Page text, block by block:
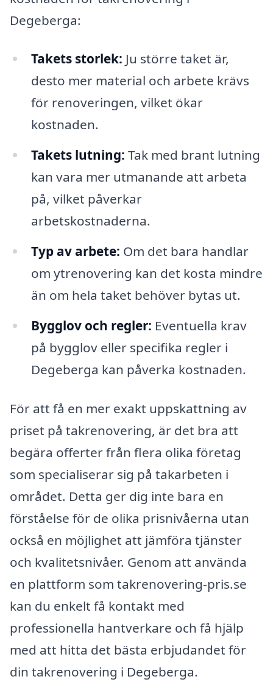
Degeberga:
Takets storlek: Ju större taket är,
desto mer material och arbete krävs
för renoveringen, vilket ökar
kostnaden.
Takets lutning: Tak med brant lutning
kan vara mer utmanande att arbeta
på, vilket påverkar
arbetskostnaderna.
Typ av arbete: Om det bara handlar
om ytrenovering kan det kosta mindre
än om hela taket behöver bytas ut.
Bygglov och regler: Eventuella krav
på bygglov eller specifika regler i
Degeberga kan påverka kostnaden.
För att få en mer exakt uppskattning av
priset på takrenovering, är det bra att
begära offerter från flera olika företag
som specialiserar sig på takarbeten i
området. Detta ger dig inte bara en
förståelse för de olika prisnivåerna utan
också en möjlighet att jämföra tjänster
och kvalitetsnivåer. Genom att använda
en plattform som takrenovering-pris.se
kan du enkelt få kontakt med
professionella hantverkare och få hjälp
med att hitta det bästa erbjudandet för
din takrenovering i Degeberga.